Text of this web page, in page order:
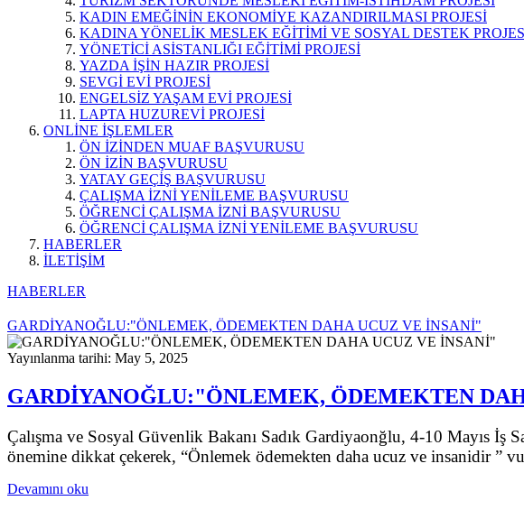
KADIN EMEĞİNİN EKONOMİYE KAZANDIRILMASI PROJESİ
KADINA YÖNELİK MESLEK EĞİTİMİ VE SOSYAL DESTEK
YÖNETİCİ ASİSTANLIĞI EĞİTİMİ PROJESİ
YAZDA İŞİN HAZIR PROJESİ
SEVGİ EVİ PROJESİ
ENGELSİZ YAŞAM EVİ PROJESİ
LAPTA HUZUREVİ PROJESİ
ONLİNE İŞLEMLER
ÖN İZİNDEN MUAF BAŞVURUSU
ÖN İZİN BAŞVURUSU
YATAY GEÇİŞ BAŞVURUSU
ÇALIŞMA İZNİ YENİLEME BAŞVURUSU
ÖĞRENCİ ÇALIŞMA İZNİ BAŞVURUSU
ÖĞRENCİ ÇALIŞMA İZNİ YENİLEME BAŞVURUSU
HABERLER
İLETİŞİM
HABERLER
GARDİYANOĞLU:"ÖNLEMEK, ÖDEMEKTEN DAHA UCUZ VE İNSANİ"
Yayınlanma tarihi: May 5, 2025
GARDİYANOĞLU:"ÖNLEMEK, ÖDEMEKTEN
Çalışma ve Sosyal Güvenlik Bakanı Sadık Gardiyaonğlu, 4-10 Mayıs İş
önemine dikkat çekerek, “Önlemek ödemekten daha ucuz ve insanidir ”
Devamını oku